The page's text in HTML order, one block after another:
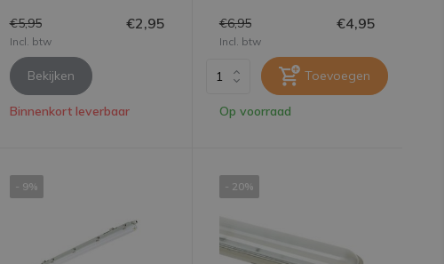
€5,95 €2,95
Incl. btw
Bekijken
Binnenkort leverbaar
€6,95 €4,95
Incl. btw
Toevoegen
Op voorraad
- 9% - 20%